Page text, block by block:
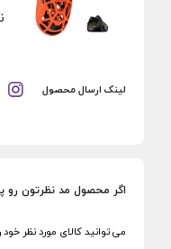
لینک ارسال محصول
اگر محصول مد نظرتون رو
می توانید کالای مورد نظر خود